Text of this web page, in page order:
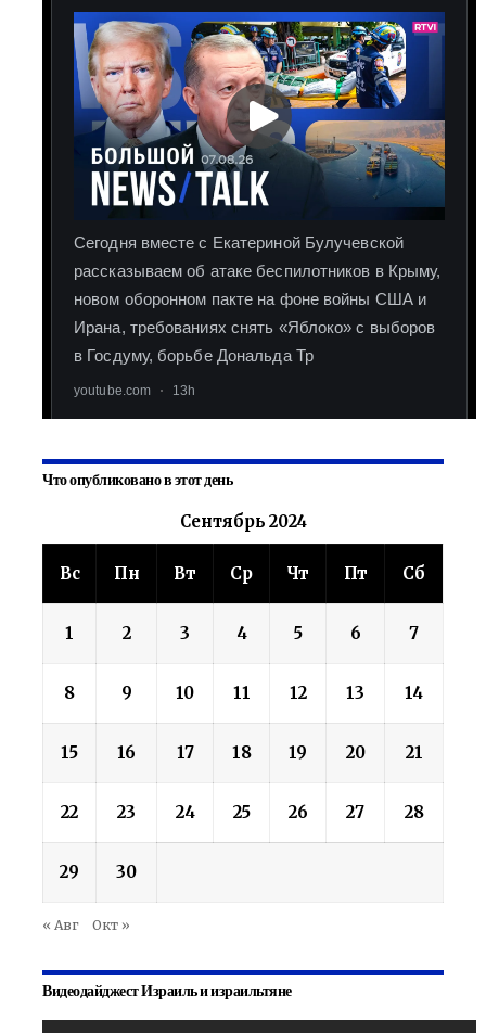
Что опубликовано в этот день
Сентябрь 2024
Вс Пн Вт Ср Чт Пт Сб
1 2 3 4 5 6 7
8 9 10 11 12 13 14
15 16 17 18 19 20 21
22 23 24 25 26 27 28
29 30
« Авг Окт »
Видеодайджест Израиль и израильтяне